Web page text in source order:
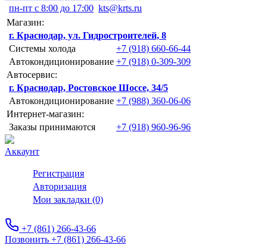
пн-пт с 8:00 до 17:00 kts@krts.ru
Магазин:
г. Краснодар, ул. Гидростроителей, 8
Системы холода
+7 (918) 660-66-44
Автокондиционирование +7 (918) 0-309-309
Автосервис:
г. Краснодар, Ростовское Шоссе, 34/5
Автокондиционирование +7 (988) 360-06-06
Интернет-магазин:
Заказы принимаются
+7 (918) 960-96-96
Аккаунт
Регистрация
Авторизация
Мои закладки (0)
+7 (861) 266-43-66
Позвонить +7 (861) 266-43-66